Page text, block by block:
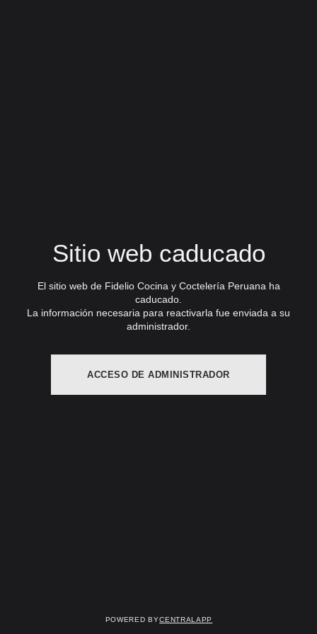
Sitio web caducado
El sitio web de Fidelio Cocina y Coctelería Peruana ha
caducado.
La información necesaria para reactivarla fue enviada a su
administrador.
ACCESO DE ADMINISTRADOR
Powered byCentralApp